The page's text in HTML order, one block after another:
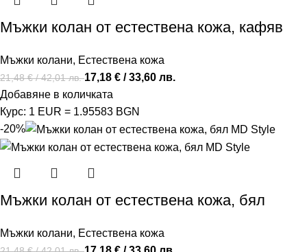
Мъжки колан от естествена кожа, кафяв
Мъжки колани, Естествена кожа
21,48€/ 42,01 лв.17,18€ / 33,60 лв.
Добавяне в количката
Курс: 1 EUR = 1.95583 BGN
-20%
Мъжки колан от естествена кожа, бял
Мъжки колани, Естествена кожа